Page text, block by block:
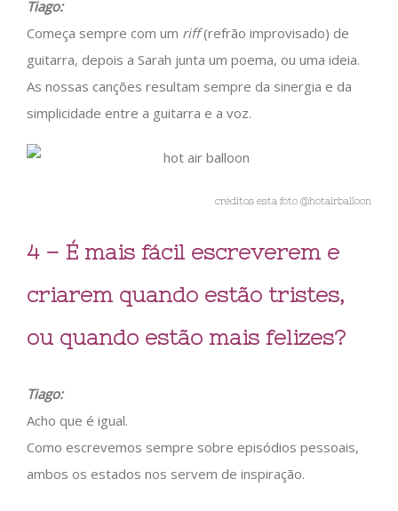
Tiago:
Começa sempre com um riff(refrão improvisado) de
guitarra, depois a Sarah junta um poema, ou uma ideia.
As nossas canções resultam sempre da sinergia e da
simplicidade entre a guitarra e a voz.
créditos esta foto @hotairballoon
4 – É mais fácil escreverem e
criarem quando estão tristes,
ou quando estão mais felizes?
Tiago:
Acho que é igual.
Como escrevemos sempre sobre episódios pessoais,
ambos os estados nos servem de inspiração.